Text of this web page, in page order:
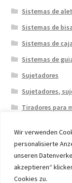
Wir verwenden
personalisierte
unseren
akzeptieren“
Cookies zu.
Sistemas de
Sistemas de
Sistemas de
Sistemas de
Sujetadores
Sujetadores,
Tiradores para
© 2026 Eruon